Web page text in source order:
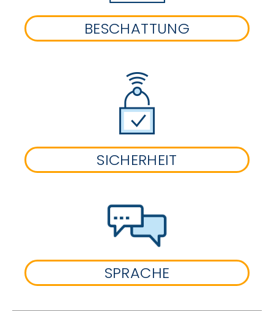
BESCHATTUNG
SICHERHEIT
SPRACHE